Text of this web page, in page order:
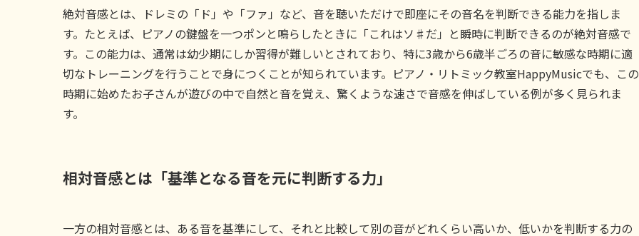
絶対音感とは、ドレミの「ド」や「ファ」など、音を聴いただけで即座にその音名を判断できる能力を指しま
す。たとえば、ピアノの鍵盤を一つポンと鳴らしたときに「これはソ♯だ」と瞬時に判断できるのが絶対音感で
す。この能力は、通常は幼少期にしか習得が難しいとされており、特に3歳から6歳半ごろの音に敏感な時期に適
切なトレーニングを行うことで身につくことが知られています。ピアノ・リトミック教室HappyMusicでも、この
時期に始めたお子さんが遊びの中で自然と音を覚え、驚くような速さで音感を伸ばしている例が多く見られま
す。
相対音感とは「基準となる音を元に判断する力」
一方の相対音感とは、ある音を基準にして、それと比較して別の音がどれくらい高いか、低いかを判断する力の